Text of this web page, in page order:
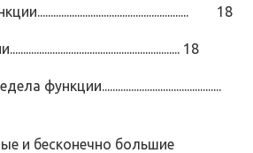
18
18
функции.............................................
и бесконечно большие